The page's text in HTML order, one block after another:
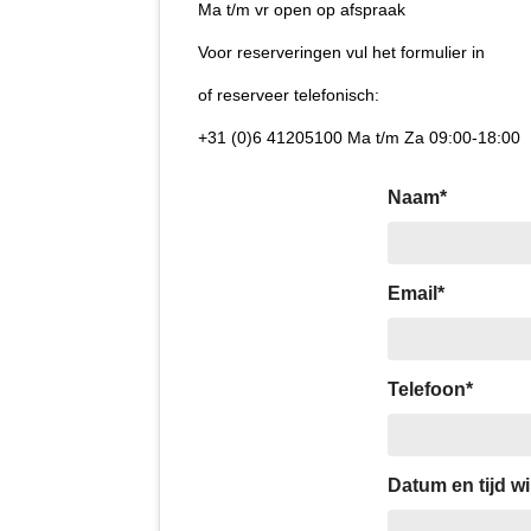
Ma t/m vr open op afspraak
Voor reserveringen vul het formulier in
of reserveer telefonisch:
+31 (0)6 41205100 Ma t/m Za 09:00-18:00
Naam*
Email*
Telefoon*
Datum en tijd